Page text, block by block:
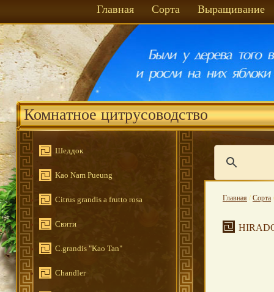
Главная Сорта Выращивание
Комнатное цитрусоводство
Шеддок
Kao Nam Pueung
Citrus grandis a frutto rosa
Свити
C.grandis "Kao Tan"
Chandler
Главная / Сорта